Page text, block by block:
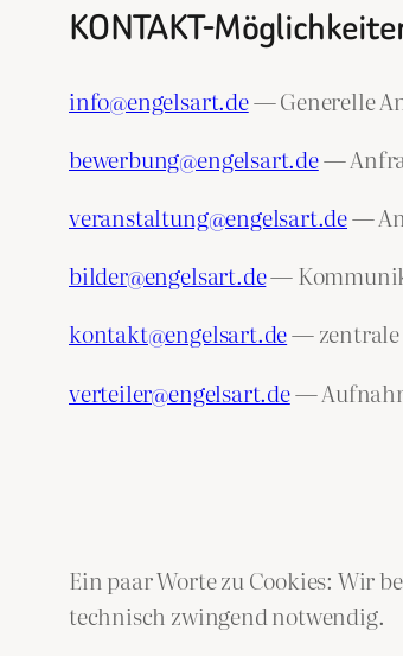
KONTAKT-
info@engelsart.de— Generelle
bewerbung@engelsart.de—
veranstaltung@engelsart.de—
bilder@engelsart.de—
kontakt@engelsart.de— zentrale
verteiler@engelsart.de—
Ein paar Worte zu Cookies: Wir
technisch zwingend notwendig.